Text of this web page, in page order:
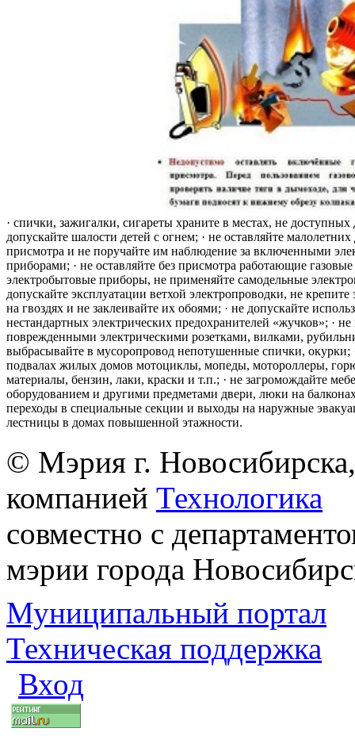
· спички, зажигалки, сигареты храните в местах, не доступных
допускайте шалости детей с огнем; · не оставляйте малолетних
присмотра и не поручайте им наблюдение за включенными
приборами; · не оставляйте без присмотра работающие
электробытовые приборы, не применяйте самодельные
допускайте эксплуатации ветхой электропроводки, не крепите
на гвоздях и не заклеивайте их обоями; · не допускайте
нестандартных электрических предохранителей «жучков»; · не
поврежденными электрическими розетками, вилками,
выбрасывайте в мусоропровод непотушенные спички, окурки;
подвалах жилых домов мотоциклы, мопеды, мотороллеры,
материалы, бензин, лаки, краски и т.п.; · не загромождайте
оборудованием и другими предметами двери, люки на
переходы в специальные секции и выходы на наружные
лестницы в домах повышенной этажности.
© Мэрия г.
компанией Технологика
совместно с
мэрии города
Муниципальный портал
Техническая поддержка
Вход